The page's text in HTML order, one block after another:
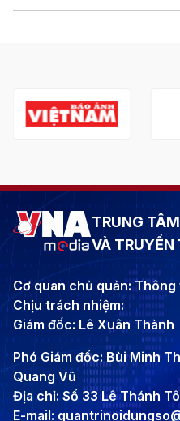
TRUNG
VÀ TRUYỀN
Cơ quan chủ quản: Thông
Chịu trách nhiệm:
Giám đốc: Lê Xuân Thành
Phó Giám đốc: Bùi Minh
Quang Vũ
Địa chỉ: Số 33 Lê Thánh
E-mail: